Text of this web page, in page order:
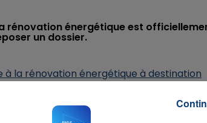
rénovation énergétique est
un dossier.
à la rénovation énergétique à destination
une aide financière venant de la région
Une aide attribuée sous certaines